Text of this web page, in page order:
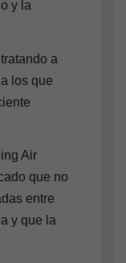
y la
a
los que
Air
que no
entre
y que la